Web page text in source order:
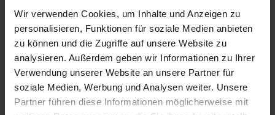
Wir verwenden Cookies, um Inhalte und Anzeigen zu
personalisieren, Funktionen für soziale Medien anbieten
zu können und die Zugriffe auf unsere Website zu
analysieren. Außerdem geben wir Informationen zu Ihrer
Verwendung unserer Website an unsere Partner für
soziale Medien, Werbung und Analysen weiter. Unsere
Partner führen diese Informationen möglicherweise mit
Material: 100% Alphazellulose
Qualitativ hochwertiger Passepartoutkarton für
alle Fälle zu einem attraktiven Preis-Werte-
Verhältnis